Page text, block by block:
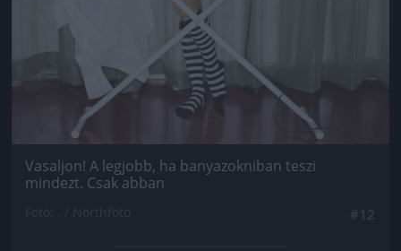
Vasaljon! A legjobb, ha banyazokniban teszi
mindezt. Csak abban